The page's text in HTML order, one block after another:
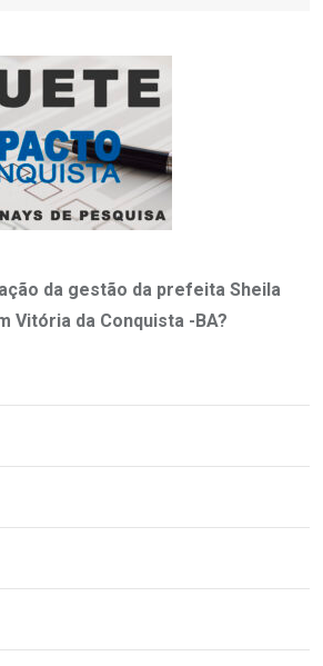
da gestão da prefeita Sheila
Vitória da Conquista -BA?